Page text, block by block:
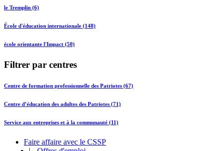
le Tremplin (6)
École d'éducation internationale (148)
école orientante l'Impact (50)
Filtrer par centres
Centre de formation professionnelle des Patriotes (67)
Centre d’éducation des adultes des Patriotes (71)
Service aux entreprises et à la communauté (11)
Faire affaire avec le CSSP